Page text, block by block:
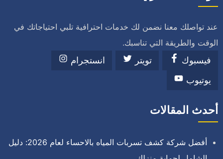
عند تواصلك معنا نضمن لك خدمات احترافية تلبي احتياجاتك في
الوقت والطريقة التي تناسبك.
فيسبوك تويتر
انستجرام
يوتيوب
أحدث المقالات
أفضل شركة كشف تسربات المياه بالاحساء لعام 2026: دليل